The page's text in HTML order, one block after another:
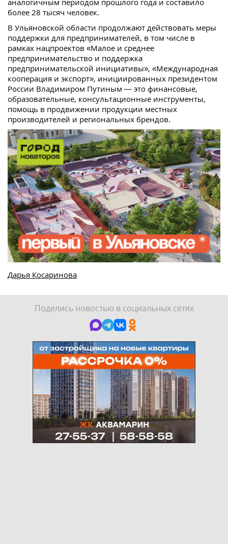
аналогичным периодом прошлого года и составило
более 28 тысяч человек.
В Ульяновской области продолжают действовать меры
поддержки для предпринимателей, в том числе в
рамках нацпроектов «Малое и среднее
предпринимательство и поддержка
предпринимательской инициативы», «Международная
кооперация и экспорт», инициированных президентом
России Владимиром Путиным — это финансовые,
образовательные, консультационные инструменты,
помощь в продвижении продукции местных
производителей и региональных брендов.
Дарья Косаринова
Поделись новостью в социальных сетях